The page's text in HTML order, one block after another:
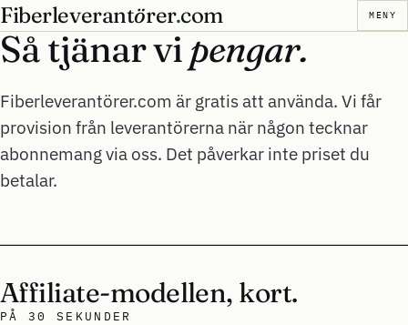
Fiberleverantörer.com MENY
Så tjänar vi pengar.
Fiberleverantörer.com är gratis att använda. Vi får
provision från leverantörerna när någon tecknar
abonnemang via oss. Det påverkar inte priset du
betalar.
Affiliate-modellen, kort.
PÅ 30 SEKUNDER